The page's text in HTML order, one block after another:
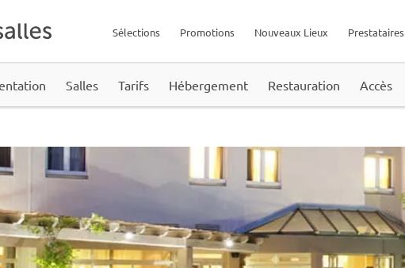
Prestataires
Nouveaux Lieux
Promotions
Sélections
Salles Tarifs Hébergement Restauration Accès